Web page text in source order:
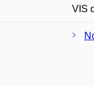
VIS